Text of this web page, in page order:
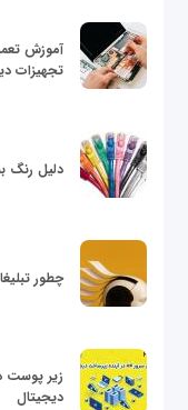
آموزش
تجهیزات
دلیل رنگ
چطور
دیجیتال